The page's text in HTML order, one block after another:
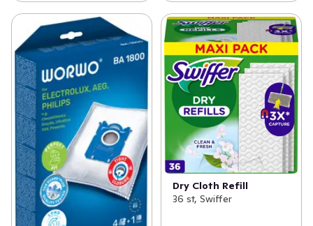
Dry Cloth Refill
36 st, Swiffer